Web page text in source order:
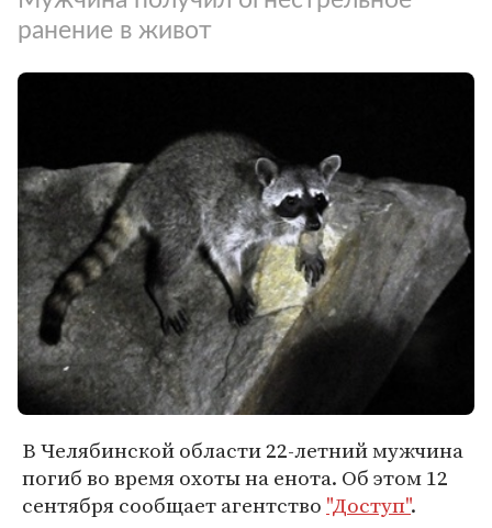
ранение в живот
В Челябинской области 22-летний мужчина
погиб во время охоты на енота. Об этом 12
сентября сообщает агентство "Доступ".